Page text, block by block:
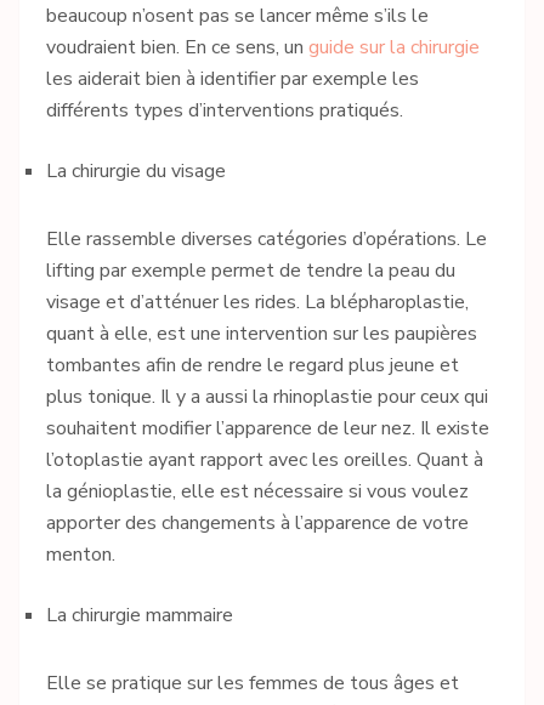
beaucoup n’osent pas se lancer même s’ils le
voudraient bien. En ce sens, un guide sur la chirurgie
les aiderait bien à identifier par exemple les
différents types d’interventions pratiqués.
La chirurgie du visage
Elle rassemble diverses catégories d’opérations. Le
lifting par exemple permet de tendre la peau du
visage et d’atténuer les rides. La blépharoplastie,
quant à elle, est une intervention sur les paupières
tombantes afin de rendre le regard plus jeune et
plus tonique. Il y a aussi la rhinoplastie pour ceux qui
souhaitent modifier l’apparence de leur nez. Il existe
l’otoplastie ayant rapport avec les oreilles. Quant à
la génioplastie, elle est nécessaire si vous voulez
apporter des changements à l’apparence de votre
menton.
La chirurgie mammaire
Elle se pratique sur les femmes de tous âges et